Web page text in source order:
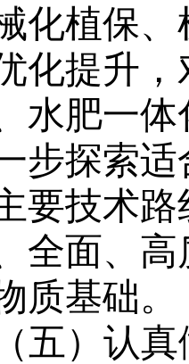
化植保
化提升
水肥一
步探索
要技术
全面、
质基础。
（五）认